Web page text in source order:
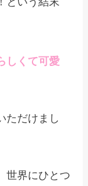
しくて可愛
ただけまし
世界にひとつ